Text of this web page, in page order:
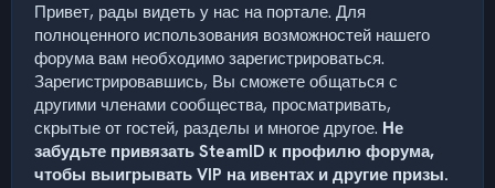
Привет, рады видеть у нас на портале. Для
полноценного использования возможностей нашего
форума вам необходимо зарегистрироваться.
Зарегистрировавшись, Вы сможете общаться с
другими членами сообщества, просматривать,
скрытые от гостей, разделы и многое другое. Не
забудьте привязать SteamID к профилю форума,
чтобы выигрывать VIP на ивентах и другие призы.